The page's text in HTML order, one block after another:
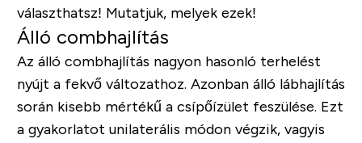
választhatsz! Mutatjuk, melyek ezek!
Álló combhajlítás
Az álló combhajlítás nagyon hasonló terhelést
nyújt a fekvő változathoz. Azonban álló lábhajlítás
során kisebb mértékű a csípőízület feszülése. Ezt
a gyakorlatot unilaterális módon végzik, vagyis